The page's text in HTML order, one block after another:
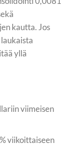
kautta. Jos
yllä
viimeisen
viikoittaiseen